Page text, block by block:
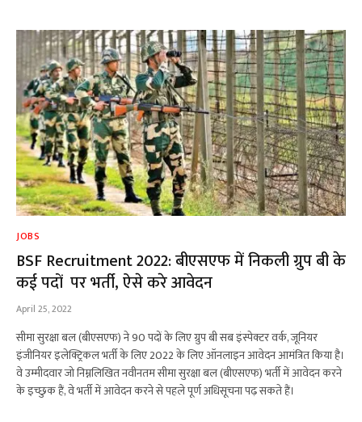
JOBS
BSF Recruitment 2022: बीएसएफ में निकली ग्रुप बी के
कई पदों पर भर्ती, ऐसे करे आवेदन
April 25, 2022
सीमा सुरक्षा बल (बीएसएफ) ने 90 पदों के लिए ग्रुप बी सब इंस्पेक्टर वर्क, जूनियर
इंजीनियर इलेक्ट्रिकल भर्ती के लिए 2022 के लिए ऑनलाइन आवेदन आमंत्रित किया है।
वे उम्मीदवार जो निम्नलिखित नवीनतम सीमा सुरक्षा बल (बीएसएफ) भर्ती में आवेदन करने
के इच्छुक हैं, वे भर्ती में आवेदन करने से पहले पूर्ण अधिसूचना पढ़ सकते हैं।